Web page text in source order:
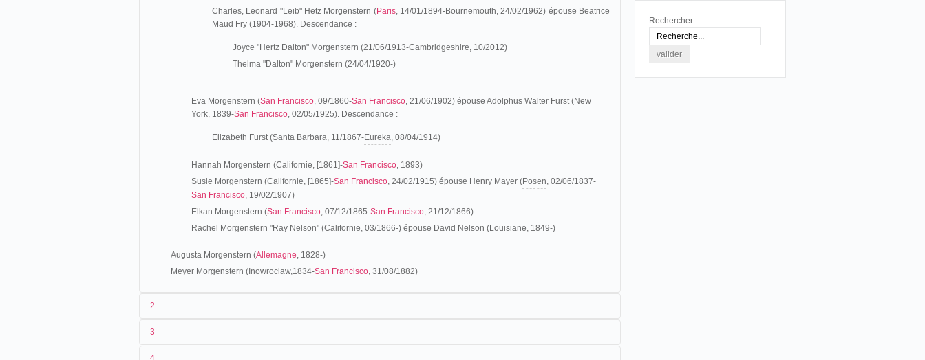
Charles, Leonard "Leib" Hetz Morgenstern (Paris, 14/01/1894-Bournemouth, 24/02/1962) épouse Beatrice
Maud Fry (1904-1968). Descendance :
Joyce "Hertz Dalton" Morgenstern (21/06/1913-Cambridgeshire, 10/2012)
Thelma "Dalton" Morgenstern (24/04/1920-)
Eva Morgenstern (San Francisco, 09/1860-San Francisco, 21/06/1902) épouse Adolphus Walter Furst (New
York, 1839-San Francisco, 02/05/1925). Descendance :
Elizabeth Furst (Santa Barbara, 11/1867-Eureka, 08/04/1914)
Hannah Morgenstern (Californie, [1861]-San Francisco, 1893)
Susie Morgenstern (Californie, [1865]-San Francisco, 24/02/1915) épouse Henry Mayer (Posen, 02/06/1837-
San Francisco, 19/02/1907)
Elkan Morgenstern (San Francisco, 07/12/1865-San Francisco, 21/12/1866)
Rachel Morgenstern "Ray Nelson" (Californie, 03/1866-) épouse David Nelson (Louisiane, 1849-)
Augusta Morgenstern (Allemagne, 1828-)
Meyer Morgenstern (Inowroclaw,1834-San Francisco, 31/08/1882)
2
3
4
Rechercher